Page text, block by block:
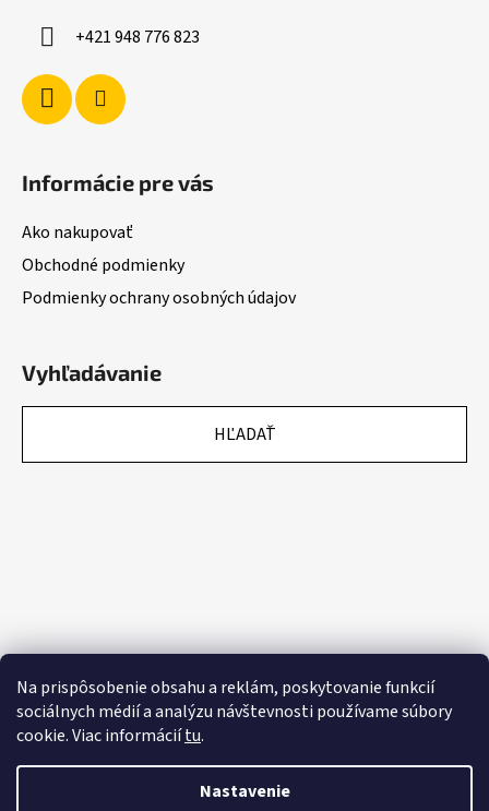
Na prispôsobenie obsahu a reklám, poskytovanie funkcií
sociálnych médií a analýzu návštevnosti používame súbory
cookie. Viac informáciítu.
Nastavenie
+421 948 776 823
Informácie pre vás
Ako nakupovať
Obchodné podmienky
Podmienky ochrany osobných údajov
Vyhľadávanie
HĽADAŤ